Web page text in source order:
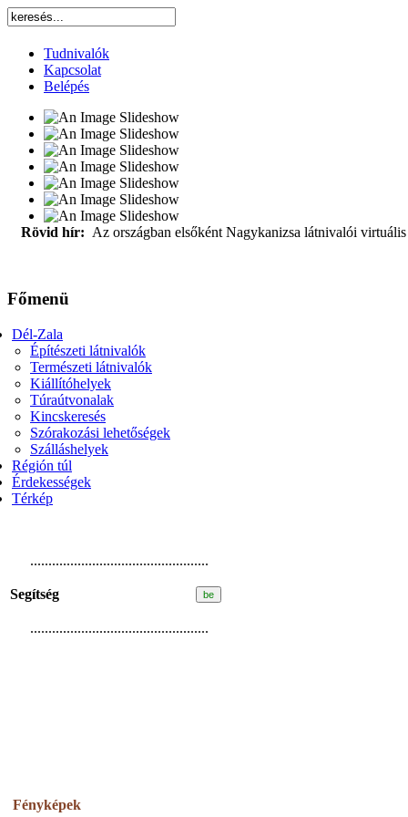
Tudnivalók
Kapcsolat
Belépés
Rövid hír: Az országban elsőként Nagykanizsa látnivalói
Főmenü
Dél-Zala
Építészeti látnivalók
Természeti látnivalók
Kiállítóhelyek
Túraútvonalak
Kincskeresés
Szórakozási lehetőségek
Szálláshelyek
Régión túl
Érdekességek
Térkép
.................................................
Segítség
.................................................
Fényképek